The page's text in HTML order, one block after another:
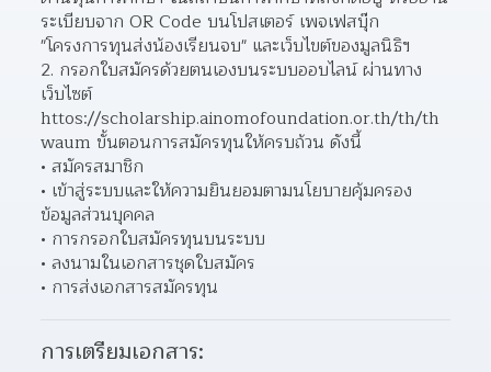
ระเบียบจาก OR Code บนโปสเตอร์ เพจเฟสบุ๊ก
"โครงการทุนส่งน้องเรียนจบ" และเว็บไขต์ของมูลนิธิฯ
กรอกใบสมัครด้วยตนเองบนระบบออบไลน์ ผ่านทาง
เว็บไซต์
httos://scholarship.ainomofoundation.or.th/th/th
waum ขั้นตอนการสมัครทุนให้ครบถ้วน ดังนี้
สมัครสมาชิก
เข้าสู่ระบบและให้ความยินยอมตามนโยบายคุ้มครอง
ข้อมูลส่วนบุคคล
การกรอกใบสมัครทุนบนระบบ
ลงนามในเอกสารชุดใบสมัคร
การส่งเอกสารสมัครทุน
การเตรียมเอกสาร: